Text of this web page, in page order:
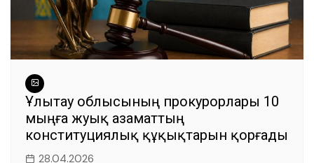
Ұлытау облысының прокурорлары 10
мыңға жуық азаматтың
конституциялық құқықтарын қорғады
28.04.2026